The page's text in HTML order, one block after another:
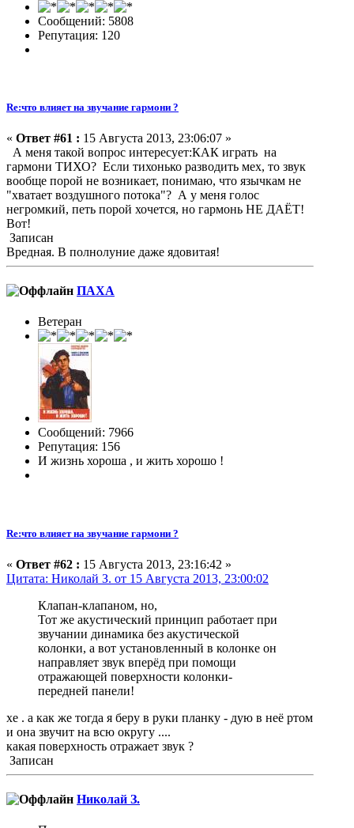
Сообщений: 5808
Репутация: 120
Re:что влияет на звучание гармони ?
« Ответ #61 : 15 Августа 2013, 23:06:07 »
А меня такой вопрос интересует:КАК играть на
гармони ТИХО? Если тихонько разводить мех, то звук
вообще порой не возникает, понимаю, что язычкам не
"хватает воздушного потока"? А у меня голос
негромкий, петь порой хочется, но гармонь НЕ ДАЁТ!
Вот!
Записан
Вредная. В полнолуние даже ядовитая!
ПАХА
Ветеран
Сообщений: 7966
Репутация: 156
И жизнь хороша , и жить хорошо !
Re:что влияет на звучание гармони ?
« Ответ #62 : 15 Августа 2013, 23:16:42 »
Цитата: Николай З. от 15 Августа 2013, 23:00:02
Клапан-клапаном, но,
Тот же акустический принцип работает при
звучании динамика без акустической
колонки, а вот установленный в колонке он
направляет звук вперёд при помощи
отражающей поверхности колонки-
передней панели!
хе . а как же тогда я беру в руки планку - дую в неё ртом
и она звучит на всю округу ....
какая поверхность отражает звук ?
Записан
Николай З.